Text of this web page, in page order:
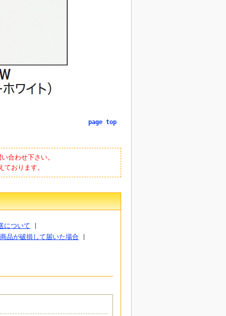
page top
合わせ下さい。
おります。
について
商品が破損して届いた場合